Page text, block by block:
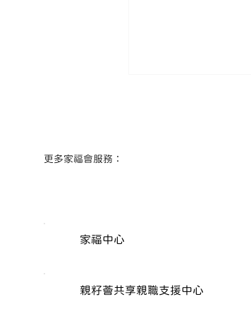
​更多家福會服務：
家福中心
親籽薈共享親職支援中心